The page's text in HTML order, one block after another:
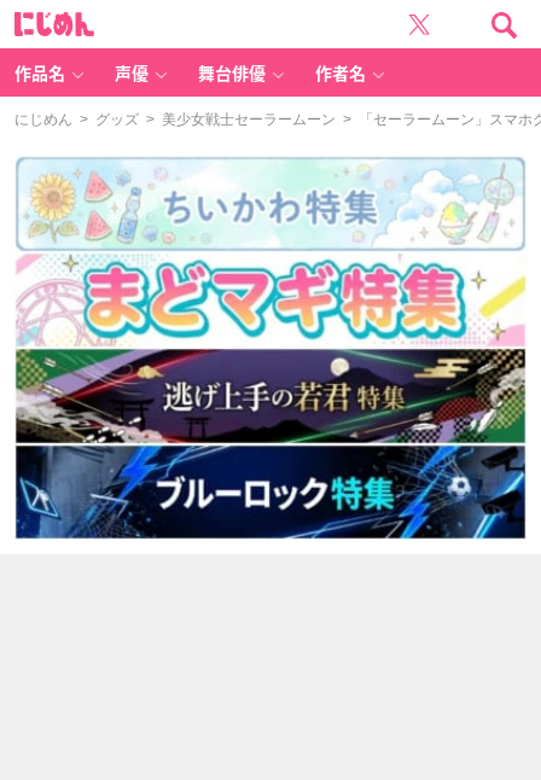
作品名 声優 舞台俳優 作者名
にじめん > グッズ > 美少女戦士セーラームーン > 「セーラームーン」スマホ